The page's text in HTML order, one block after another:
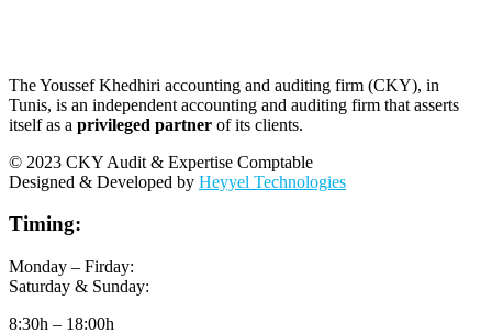
The Youssef Khedhiri accounting and auditing firm (CKY), in
Tunis, is an independent accounting and auditing firm that asserts
itself as a privileged partner of its clients.
© 2023 CKY Audit & Expertise Comptable
Designed & Developed by Heyyel Technologies
Timing:
Monday – Firday:
Saturday & Sunday:
8:30h – 18:00h